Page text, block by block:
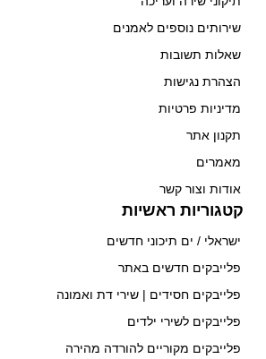
שירותים נוספים לאמנים
שאלות תשובות
הצהרת נגישות
מדיניות פרטיות
תקנון אתר
מאמרים
אודות וצור קשר
קטגוריות ראשיות
ישראלי / ים תיכוני חדשים
פלייבקים חדשים באתר
פלייבקים חסידים | שירי דת ואמונה
פלייבקים לשירי ילדים
פלייבקים מקוריים להורדה מהירה